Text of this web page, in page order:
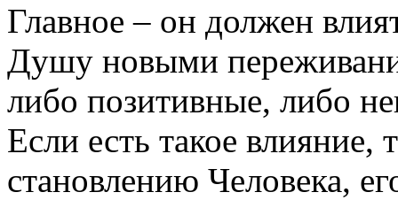
Главное – он должен
Душу новыми
либо позитивные, либо
Если есть такое влияние,
становлению Человека,